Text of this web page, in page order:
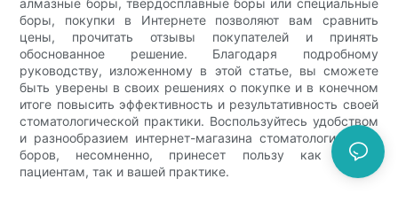
алмазные боры, твердосплавные боры или специальные
боры, покупки в Интернете позволяют вам сравнить
цены, прочитать отзывы покупателей и принять
обоснованное решение. Благодаря подробному
руководству, изложенному в этой статье, вы сможете
быть уверены в своих решениях о покупке и в конечном
итоге повысить эффективность и результативность своей
стоматологической практики. Воспользуйтесь удобством
и разнообразием интернет-магазина стоматологических
боров, несомненно, принесет пользу как вашим
пациентам, так и вашей практике.